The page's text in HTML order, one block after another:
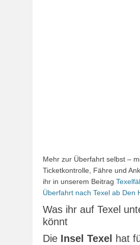
Mehr zur Überfahrt selbst –
Ticketkontrolle, Fähre und
ihr in unserem Beitrag
Überfahrt nach Texel ab Den
Was ihr auf Texel
könnt
Die Insel Texel
hat